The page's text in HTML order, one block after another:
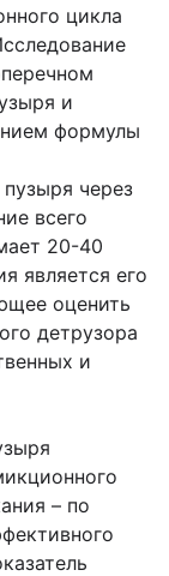
цикла
и
формулы
через
всего
20-40
является его
оценить
детрузора
и
– по